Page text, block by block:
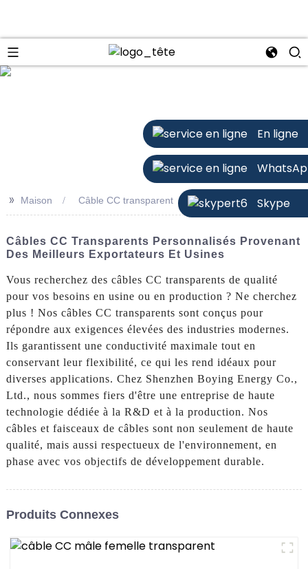
En ligne
Skype
>> Maison Câble CC transparent
Câbles CC Transparents Personnalisés Provenant
Des Meilleurs Exportateurs Et Usines
Vous recherchez des câbles CC transparents de qualité
pour vos besoins en usine ou en production ? Ne cherchez
plus ! Nos câbles CC transparents sont conçus pour
répondre aux exigences élevées des industries modernes.
Ils garantissent une conductivité maximale tout en
conservant leur flexibilité, ce qui les rend idéaux pour
diverses applications. Chez Shenzhen Boying Energy Co.,
Ltd., nous sommes fiers d'être une entreprise de haute
technologie dédiée à la R&D et à la production. Nos
câbles et faisceaux de câbles sont non seulement de haute
qualité, mais aussi respectueux de l'environnement, en
phase avec vos objectifs de développement durable.
Produits Connexes